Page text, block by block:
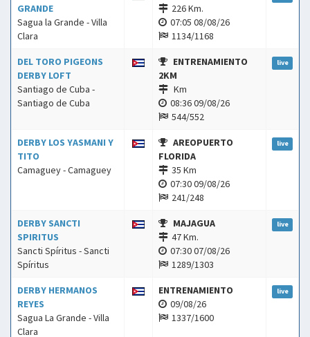
GRANDE
Sagua la Grande - Villa
Clara
226 Km.
07:05 08/08/26
1134/1168
DEL TORO PIGEONS
DERBY LOFT
Santiago de Cuba -
Santiago de Cuba
ENTRENAMIENTO
2KM
Km
08:36 09/08/26
544/552
live
DERBY LOS YASMANI Y
TITO
Camaguey - Camaguey
AREOPUERTO
FLORIDA
35 Km
07:30 09/08/26
241/248
live
DERBY SANCTI
SPIRITUS
Sancti Spíritus - Sancti
Spíritus
MAJAGUA
47 Km.
07:30 07/08/26
1289/1303
live
DERBY HERMANOS
REYES
Sagua La Grande - Villa
Clara
ENTRENAMIENTO
09/08/26
1337/1600
live